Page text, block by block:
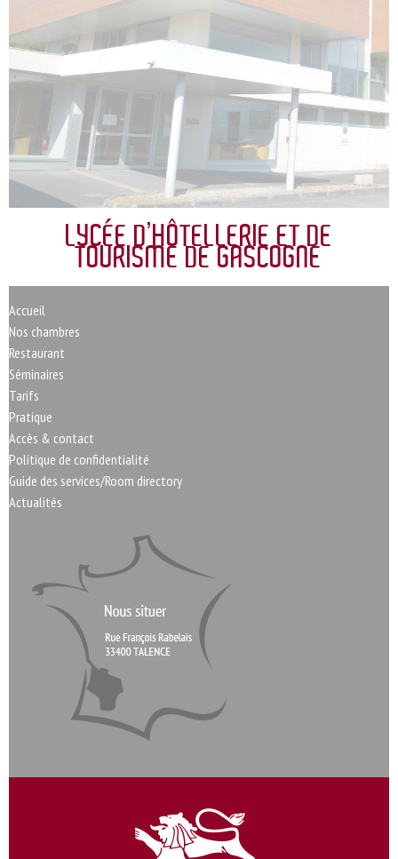
LYCÉE D’HÔTELLERIE ET DE
TOURISME DE GASCOGNE
Accueil
Nos chambres
Restaurant
Séminaires
Tarifs
Pratique
Accès & contact
Politique de confidentialité
Guide des services/Room directory
Actualités